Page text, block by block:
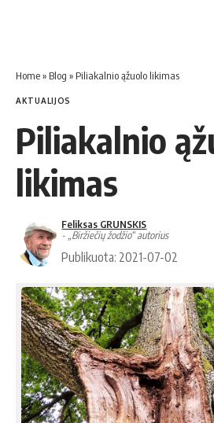
Home» Blog » Piliakalnio ąžuolo likimas
AKTUALIJOS
Piliakalnio
likimas
Feliksas GRUNSKIS
- „Biržiečių žodžio“ autorius
Publikuota: 2021-07-02